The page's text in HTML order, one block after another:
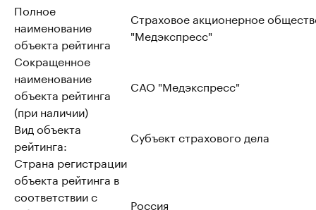
Полное
наименование
объекта рейтинга
Страховое акционерное
"Медэкспресс"
Сокращенное
наименование
объекта рейтинга
(при наличии)
САО "Медэкспресс"
Вид объекта
рейтинга:
Субъект страхового дела
Страна регистрации
объекта рейтинга в
соответствии с
Россия